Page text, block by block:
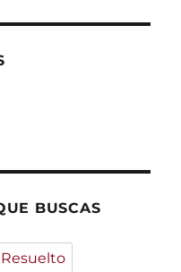
BUSCAS
Resuelto